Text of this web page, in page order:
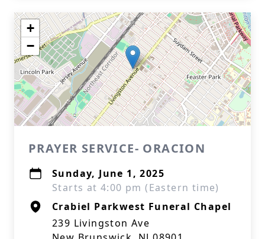
+
−
PRAYER SERVICE- ORACION
Sunday, June 1, 2025
Starts at 4:00 pm (Eastern time)
Crabiel Parkwest Funeral Chapel
239 Livingston Ave